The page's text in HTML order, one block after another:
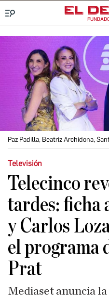
Paz Padilla, Beatriz Archidona,
Televisión
Telecinco
tardes: ficha
y Carlos
el programa
Prat
Mediaset anuncia